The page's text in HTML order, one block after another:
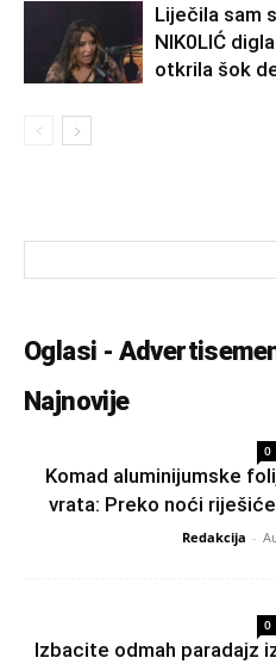
Liječila sam
NlK0LlĆ
otkrila šok
Oglasi -
Najnovije
0
Komad aluminijumske
vrata: Preko noći
Redakcija -
0
Izbacite odmah paradajz